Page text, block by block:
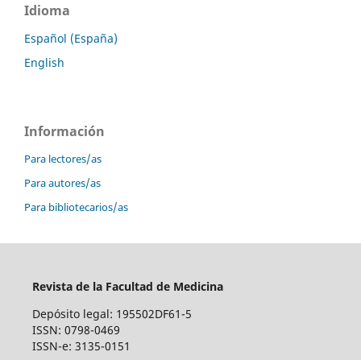
Idioma
Español (España)
English
Información
Para lectores/as
Para autores/as
Para bibliotecarios/as
Revista de la Facultad de Medicina
Depósito legal: 195502DF61-5
ISSN: 0798-0469
ISSN-e: 3135-0151